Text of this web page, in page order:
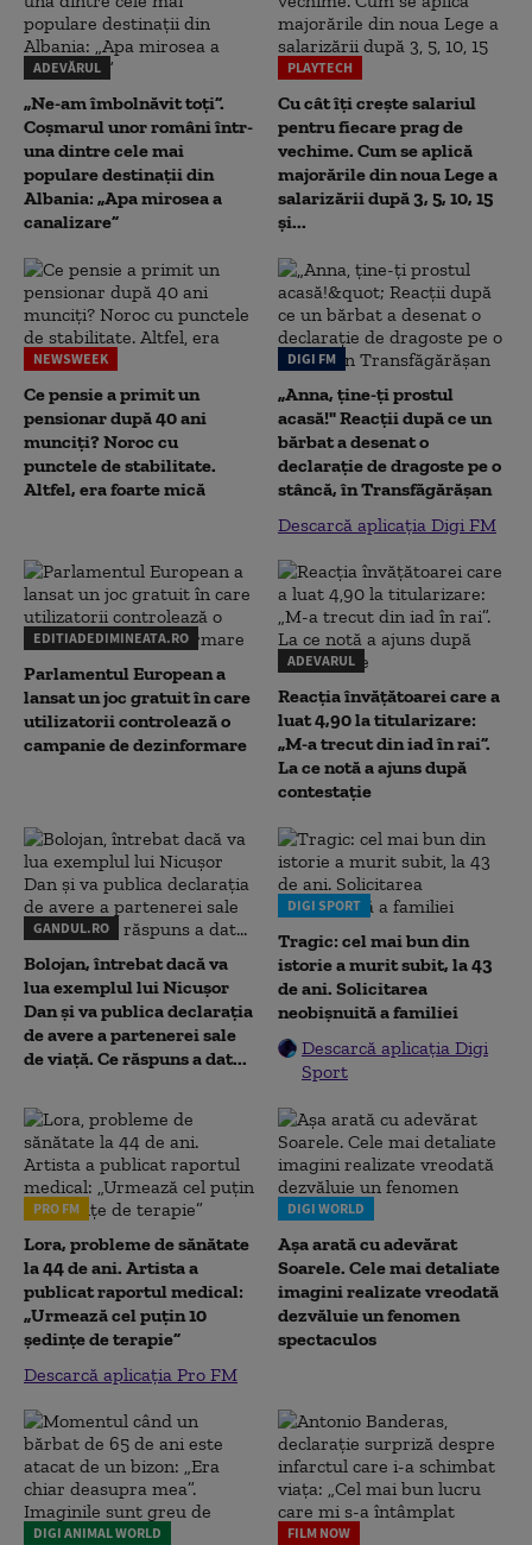
ADEVĂRUL
„Ne-am îmbolnăvit toți”.
Coșmarul unor români într-
una dintre cele mai
populare destinații din
Albania: „Apa mirosea a
canalizare”
PLAYTECH
Cu cât îți crește salariul
pentru fiecare prag de
vechime. Cum se aplică
majorările din noua Lege a
salarizării după 3, 5, 10, 15
și...
NEWSWEEK
Ce pensie a primit un
pensionar după 40 ani
munciți? Noroc cu
punctele de stabilitate.
Altfel, era foarte mică
DIGI FM
„Anna, ţine-ţi prostul
acasă!" Reacţii după ce un
bărbat a desenat o
declaraţie de dragoste pe o
stâncă, în Transfăgărăşan
Descarcă aplicația Digi FM
EDITIADEDIMINEATA.RO
Parlamentul European a
lansat un joc gratuit în care
utilizatorii controlează o
campanie de dezinformare
ADEVARUL
Reacția învățătoarei care a
luat 4,90 la titularizare:
„M-a trecut din iad în rai”.
La ce notă a ajuns după
contestație
GANDUL.RO
Bolojan, întrebat dacă va
lua exemplul lui Nicușor
Dan și va publica declarația
de avere a partenerei sale
de viață. Ce răspuns a dat...
DIGI SPORT
Tragic: cel mai bun din
istorie a murit subit, la 43
de ani. Solicitarea
neobișnuită a familiei
Descarcă aplicația Digi
Sport
PRO FM
Lora, probleme de sănătate
la 44 de ani. Artista a
publicat raportul medical:
„Urmează cel puțin 10
ședințe de terapie”
Descarcă aplicația Pro FM
DIGI WORLD
Așa arată cu adevărat
Soarele. Cele mai detaliate
imagini realizate vreodată
dezvăluie un fenomen
spectaculos
DIGI ANIMAL WORLD FILM NOW